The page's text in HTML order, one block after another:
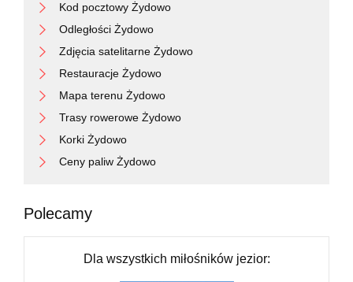
Kod pocztowy Żydowo
Odległości Żydowo
Zdjęcia satelitarne Żydowo
Restauracje Żydowo
Mapa terenu Żydowo
Trasy rowerowe Żydowo
Korki Żydowo
Ceny paliw Żydowo
Polecamy
Dla wszystkich miłośników jezior: